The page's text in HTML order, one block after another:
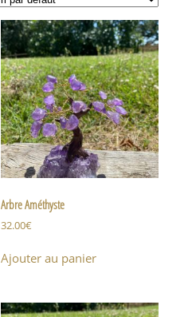
Arbre Améthyste
32.00€
Ajouter au panier